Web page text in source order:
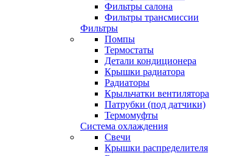
Фильтры салона
Фильтры трансмиссии
Фильтры
Помпы
Термостаты
Детали кондиционера
Крышки радиатора
Радиаторы
Крыльчатки вентилятора
Патрубки (под датчики)
Термомуфты
Система охлаждения
Свечи
Крышки распределителя